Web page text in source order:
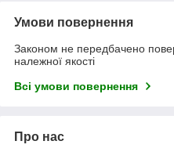
Умови повернення
Законом не передбачено
належної якості
Всі умови повернення
Про нас